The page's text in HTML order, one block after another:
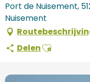
Port de Nuisement,
Nuisement
DelenAjouter aux